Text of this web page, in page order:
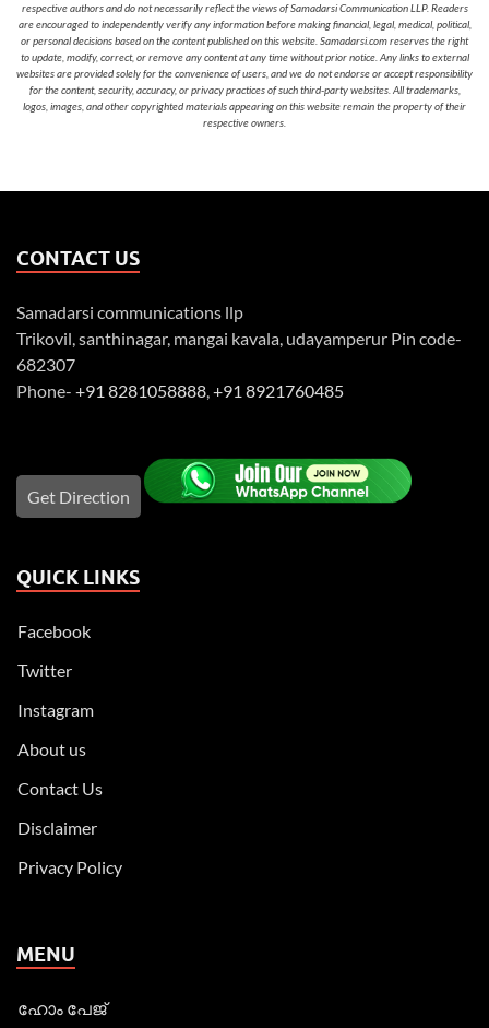
respective authors and do not necessarily reflect the views of Samadarsi Communication LLP. Readers
are encouraged to independently verify any information before making financial, legal, medical, political,
or personal decisions based on the content published on this website. Samadarsi.com reserves the right
to update, modify, correct, or remove any content at any time without prior notice. Any links to external
websites are provided solely for the convenience of users, and we do not endorse or accept responsibility
for the content, security, accuracy, or privacy practices of such third-party websites. All trademarks,
logos, images, and other copyrighted materials appearing on this website remain the property of their
respective owners.
CONTACT US
Samadarsi communications llp
Trikovil, santhinagar, mangai kavala, udayamperur Pin code-
682307
Phone- +91 8281058888,+91 8921760485
Get Direction
QUICK LINKS
Facebook
Twitter
Instagram
About us
Contact Us
Disclaimer
Privacy Policy
MENU
ഹോം പേജ്